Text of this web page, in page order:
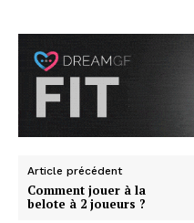
Article précédent
Comment jouer à la
belote à 2 joueurs ?